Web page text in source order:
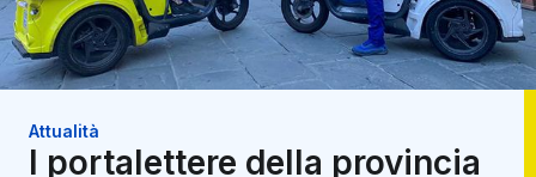
Attualità
I portalettere della provincia